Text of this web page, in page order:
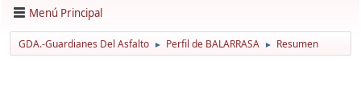
Menú Principal
GDA.-Guardianes Del Asfalto ► Perfil de BALARRASA ► Resumen